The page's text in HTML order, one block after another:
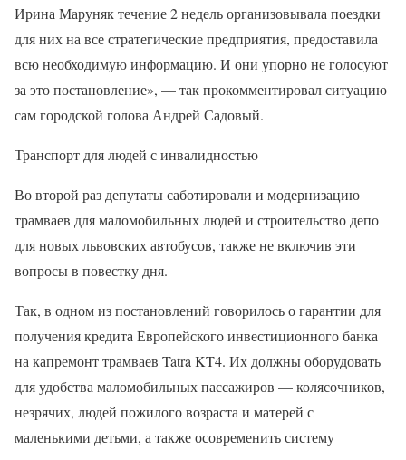
Ирина Маруняк течение 2 недель организовывала поездки
для них на все стратегические предприятия, предоставила
всю необходимую информацию. И они упорно не голосуют
за это постановление», — так прокомментировал ситуацию
сам городской голова Андрей Садовый.
Транспорт для людей с инвалидностью
Во второй раз депутаты саботировали и модернизацию
трамваев для маломобильных людей и строительство депо
для новых львовских автобусов, также не включив эти
вопросы в повестку дня.
Так, в одном из постановлений говорилось о гарантии для
получения кредита Европейского инвестиционного банка
на капремонт трамваев Tatra KT4. Их должны оборудовать
для удобства маломобильных пассажиров — колясочников,
незрячих, людей пожилого возраста и матерей с
маленькими детьми, а также осовременить систему